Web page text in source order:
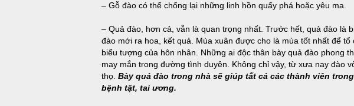
– Gỗ đào có thể chống lại những linh hồn quấy phá hoặc yêu ma.
– Quả đào, hơn cả, vẫn là quan trọng nhất. Trước hết, quả đào là
đào mới ra hoa, kết quả. Mùa xuân được cho là mùa tốt nhất để
biểu tượng của hôn nhân. Những ai độc thân bày quả đào phong
may mắn trong đường tình duyên. Không chỉ vậy, từ xưa nay đào
thọ. Bày quả đào trong nhà sẽ giúp tất cả các thành viên
bệnh tật, tai ương.